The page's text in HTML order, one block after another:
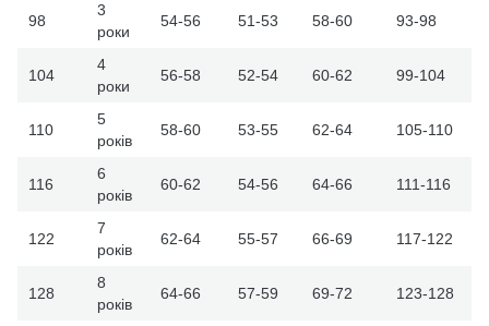
98
3
роки
54-56 51-53 58-60 93-98
104
4
роки
56-58 52-54 60-62 99-104
110
5
років
58-60 53-55 62-64 105-110
116
6
років
60-62 54-56 64-66 111-116
122
7
років
62-64 55-57 66-69 117-122
128
8
років
64-66 57-59 69-72 123-128